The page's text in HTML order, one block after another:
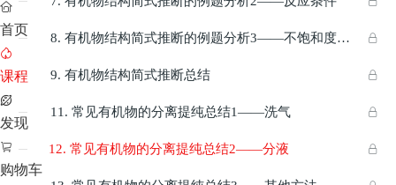

8. 有机物结构简式推断的例题分析3——不饱和度和反应条件的综合

9. 有机物结构简式推断总结

11. 常见有机物的分离提纯总结1——洗气

12. 常见有机物的分离提纯总结2——分液

首页

课程

发现

购物车